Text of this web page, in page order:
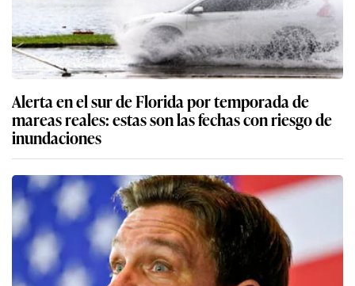
Alerta en el sur de Florida por temporada de
mareas reales: estas son las fechas con riesgo de
inundaciones